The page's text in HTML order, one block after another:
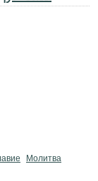
Молитва